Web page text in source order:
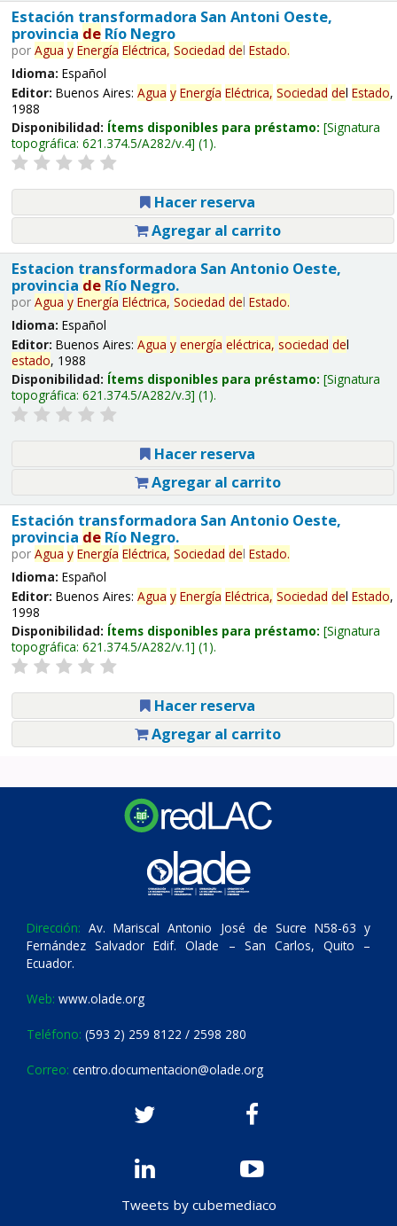
Estación transformadora San Antoni Oeste,
provincia deRío Negro
por Agua y Energía Eléctrica, Sociedad del Estado.
Idioma: Español
Editor: Buenos Aires: Agua y Energía Eléctrica, Sociedad del Estado,
1988
Disponibilidad: Ítems disponibles para préstamo: Signatura
topográfica: 621.374.5/A282/v.4 (1).
Hacer reserva
Agregar al carrito
Estacion transformadora San Antonio Oeste,
provincia deRío Negro.
por Agua y Energía Eléctrica, Sociedad del Estado.
Idioma: Español
Editor: Buenos Aires: Agua y energía eléctrica, sociedad del
estado, 1988
Disponibilidad: Ítems disponibles para préstamo: Signatura
topográfica: 621.374.5/A282/v.3 (1).
Hacer reserva
Agregar al carrito
Estación transformadora San Antonio Oeste,
provincia deRío Negro.
por Agua y Energía Eléctrica, Sociedad del Estado.
Idioma: Español
Editor: Buenos Aires: Agua y Energía Eléctrica, Sociedad del Estado,
1998
Disponibilidad: Ítems disponibles para préstamo: Signatura
topográfica: 621.374.5/A282/v.1 (1).
Hacer reserva
Agregar al carrito
Dirección: Av. Mariscal Antonio José de Sucre N58-63 y
Fernández Salvador Edif. Olade – San Carlos, Quito –
Ecuador.
Web: www.olade.org
Teléfono: (593 2) 259 8122 / 2598 280
Correo: centro.documentacion@olade.org
Tweets by cubemediaco